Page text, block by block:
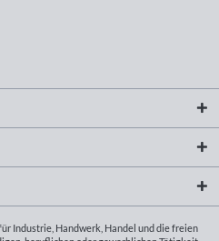
Industrie, Handwerk, Handel und die freien